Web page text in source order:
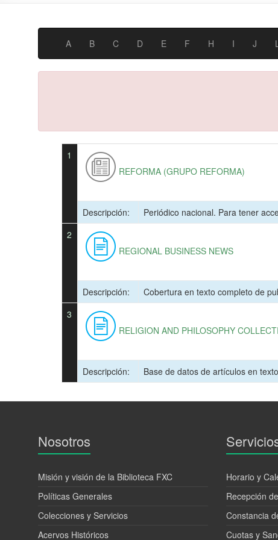
A B C D E F H I J L
1
REFORMA (GRUPO REFORMA)
Descripción:
Periódico nacional. Para tener
2
REGIONAL BUSINESS NEWS
Descripción:
Cobertura en texto completo de
3
RELIGION AND PHILOSOPHY
Descripción: Base de datos de artículos en
Nosotros
Misión y visión de la Biblioteca FXC
Políticas Generales
Colecciones y Servicios
Acervos Históricos
Horario y
Recepción
Constancia
Cuotas y